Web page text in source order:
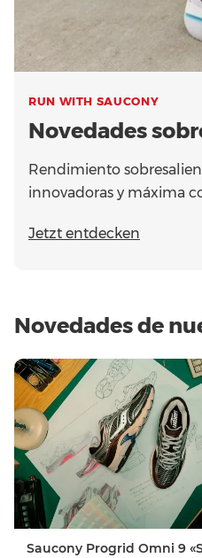
RUN WITH SAUCONY
Novedades
Rendimiento
innovadoras y máxima
Jetzt entdecken
Novedades de
Saucony Progrid Omni 9